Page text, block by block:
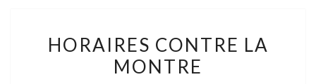
CONTRE
LA
HORAIRES CONTRE LA
MONTRE